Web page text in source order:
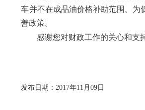
车并不在成品油价格补助范围。为
善政策。
感谢您对财政工作的关心和支
发布日期：2017年11月09日